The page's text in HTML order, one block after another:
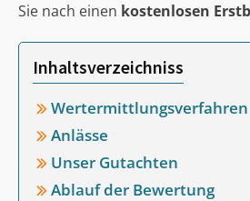
Sie nach einen kostenlosen
Inhaltsverzeichniss
Wertermittlungsverfahren
Anlässe
Unser Gutachten
Ablauf der Bewertung